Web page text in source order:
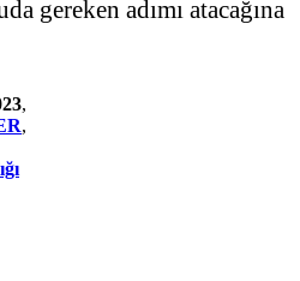
gereken adımı atacağına
,
,